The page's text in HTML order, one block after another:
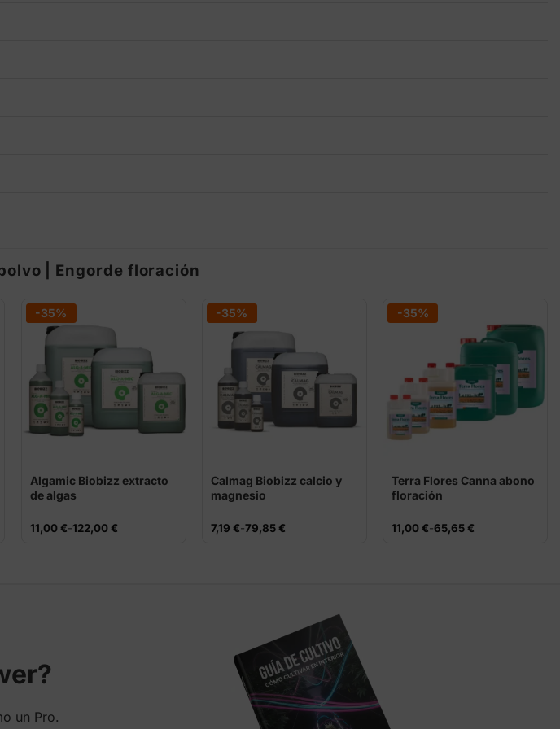
| Engorde floración
-35%
Algamic Biobizz extracto
de algas
11,00€-122,00€
Rango
de
-35%
Calmag Biobizz calcio y
magnesio
7,19€-79,85€
Rango
de
-35%
Terra Flores Canna abono
floración
11,00€-65,65€
Rango
de
un Pro.